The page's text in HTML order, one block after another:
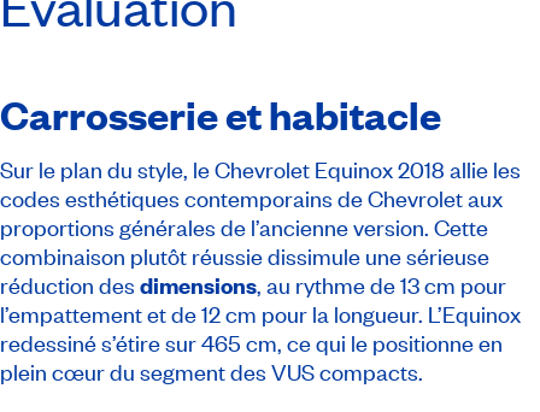
Carrosserie et habitacle
Sur le plan du style, le Chevrolet Equinox 2018 allie les
codes esthétiques contemporains de Chevrolet aux
proportions générales de l’ancienne version. Cette
combinaison plutôt réussie dissimule une sérieuse
réduction des dimensions, au rythme de 13 cm pour
l’empattement et de 12 cm pour la longueur. L’Equinox
redessiné s’étire sur 465 cm, ce qui le positionne en
plein cœur du segment des VUS compacts.